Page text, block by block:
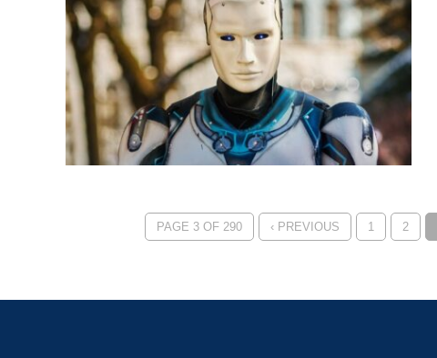
PAGE 3 OF 290 ‹ PREVIOUS 1 2